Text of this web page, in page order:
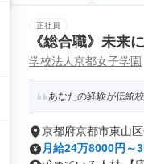
正社員
《総合職》未来
学校法人京都女子学園
あなたの経験が伝統
京都府京都市東山
月給24万8000円～